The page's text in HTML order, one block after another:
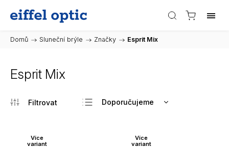
Domů / Sluneční brýle / Značky / Esprit Mix
Esprit Mix
Doporučujeme
Nejdražší
Více
variant
Více
variant